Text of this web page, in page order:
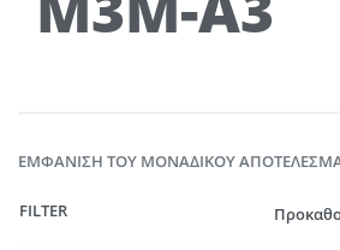
ΕΜΦΆΝΙΣΗ ΤΟΥ ΜΟΝΑΔΙΚΟΎ
FILTER